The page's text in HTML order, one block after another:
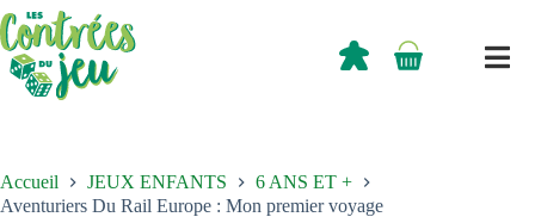
Passer
au
contenu
Panier
0,00
Accueil JEUX ENFANTS
6 ANS ET +
Aventuriers Du Rail Europe : Mon premier voyage